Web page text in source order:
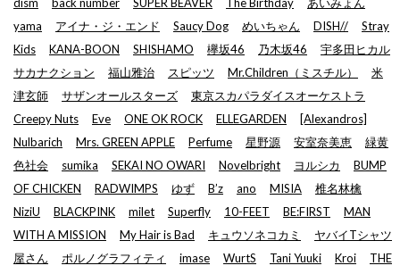
yama
アイナ・ジ・エンド Saucy Dog めいちゃん DISH//
Stray
Kids
KANA-BOON SHISHAMO 欅坂46 乃木坂46
宇多田ヒカル
サカナクション
福山雅治 スピッツ Mr.Children（ミスチル）
米
津玄師
サザンオールスターズ
東京スカパラダイスオーケストラ
Creepy Nuts
Eve ONE OK ROCK ELLEGARDEN
[Alexandros]
Nulbarich
Mrs. GREEN APPLE Perfume 星野源 安室奈美恵
緑黄
色社会
sumika SEKAI NO OWARI Novelbright ヨルシカ
BUMP
OF CHICKEN
RADWIMPS ゆず B’z ano MISIA
椎名林檎
NiziU
BLACKPINK milet Superfly 10-FEET BE:FIRST
MAN
WITH A MISSION
My Hair is Bad キュウソネコカミ
ヤバイTシャツ
屋さん
ポルノグラフィティ imase WurtS Tani Yuuki Kroi
THE